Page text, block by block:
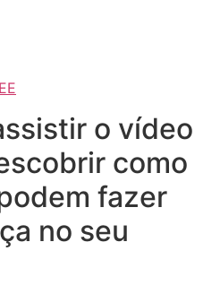
o vídeo
como
fazer
no seu